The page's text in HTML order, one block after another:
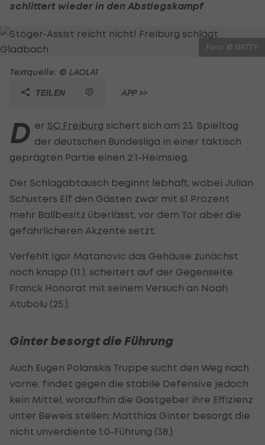
schlittert wieder in den Abstiegskampf
Foto: © GETTY
Textquelle: © LAOLA1
TEILEN APP >>
D er SC Freiburg sichert sich am 23. Spieltag
der deutschen Bundesliga in einer taktisch
geprägten Partie einen 2:1-Heimsieg.
Der Schlagabtausch beginnt lebhaft, wobei Julian
Schusters Elf den Gästen zwar mit 61 Prozent
mehr Ballbesitz überlässt, vor dem Tor aber die
gefährlicheren Akzente setzt.
Verfehlt Igor Matanovic das Gehäuse zunächst
noch knapp (11.), scheitert auf der Gegenseite
Franck Honorat mit seinem Versuch an Noah
Atubolu (25.).
Ginter besorgt die Führung
Auch Eugen Polanskis Truppe sucht den Weg nach
vorne, findet gegen die stabile Defensive jedoch
kein Mittel, woraufhin die Gastgeber ihre Effizienz
unter Beweis stellen: Matthias Ginter besorgt die
nicht unverdiente 1:0-Führung (38.).